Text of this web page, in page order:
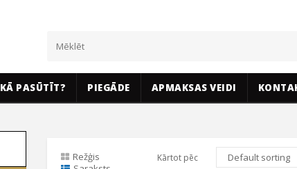
KĀ PASŪTĪT? PIEGĀDE APMAKSAS VEIDI
Režģis
Kārtot pēc